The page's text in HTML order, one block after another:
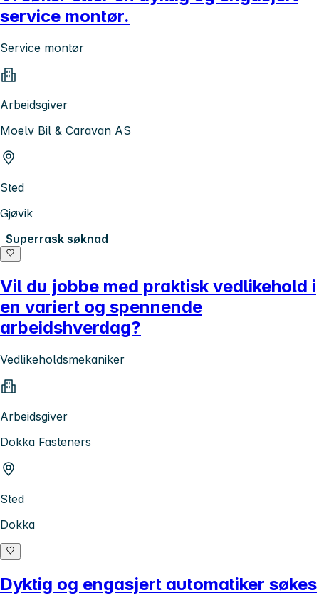
service montør.
Service montør
Arbeidsgiver
Moelv Bil & Caravan AS
Sted
Gjøvik
Superrask søknad
Vil du jobbe med praktisk vedlikehold i
en variert og spennende
arbeidshverdag?
Vedlikeholdsmekaniker
Arbeidsgiver
Dokka Fasteners
Sted
Dokka
Dyktig og engasjert automatiker søkes